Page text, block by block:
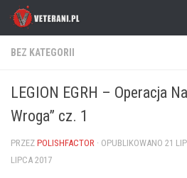
Skip to content
BEZ KATEGORII
LEGION EGRH – Operacja
Wroga” cz. 1
PRZEZ POLISHFACTOR · OPUBLIKOWANO 21
LIPCA 2017